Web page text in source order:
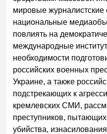
мировые журналистские
национальные
повлиять на
международные
необходимости
российских военных
Украине, а также
подстрекающих к
кремлевских СМИ,
преступников,
убийства,